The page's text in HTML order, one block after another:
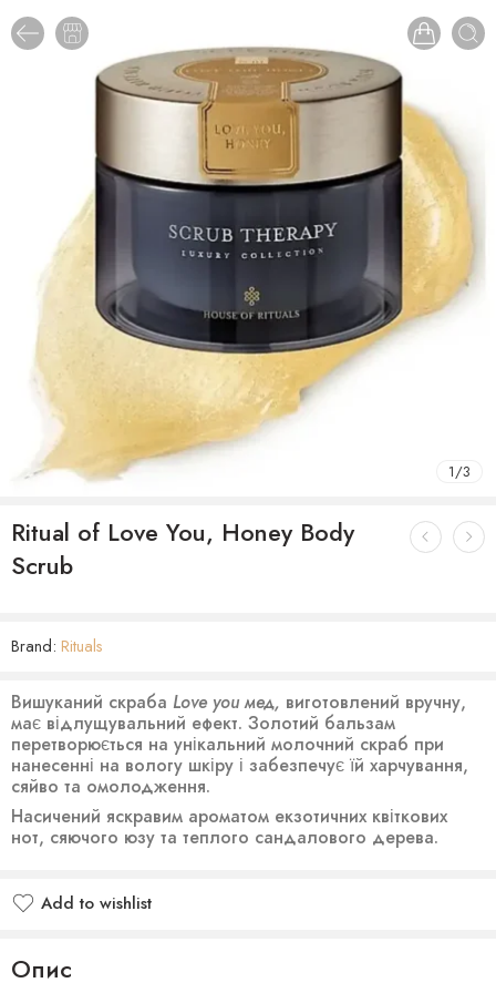
1/3
Ritual of Love You, Honey Body
Scrub
Brand: Rituals
Вишуканий скраба Love you мед, виготовлений вручну,
має відлущувальний ефект. Золотий бальзам
перетворюється на унікальний молочний скраб при
нанесенні на вологу шкіру і забезпечує їй харчування,
сяйво та омолодження.
Насичений яскравим ароматом екзотичних квіткових
нот, сяючого юзу та теплого сандалового дерева.
Add to wishlist
Опис